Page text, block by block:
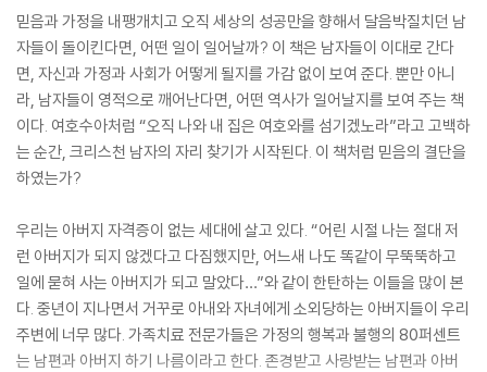
믿음과 가정을 내팽개치고 오직 세상의 성공만을 향해서 달음박질치던 남
자들이 돌이킨다면, 어떤 일이 일어날까? 이 책은 남자들이 이대로 간다
면, 자신과 가정과 사회가 어떻게 될지를 가감 없이 보여 준다. 뿐만 아니
라, 남자들이 영적으로 깨어난다면, 어떤 역사가 일어날지를 보여 주는 책
이다. 여호수아처럼 “오직 나와 내 집은 여호와를 섬기겠노라”라고 고백하
는 순간, 크리스천 남자의 자리 찾기가 시작된다. 이 책처럼 믿음의 결단을
하였는가?
우리는 아버지 자격증이 없는 세대에 살고 있다. “어린 시절 나는 절대 저
런 아버지가 되지 않겠다고 다짐했지만, 어느새 나도 똑같이 무뚝뚝하고
일에 묻혀 사는 아버지가 되고 말았다…”와 같이 한탄하는 이들을 많이 본
다. 중년이 지나면서 거꾸로 아내와 자녀에게 소외당하는 아버지들이 우리
주변에 너무 많다. 가족치료 전문가들은 가정의 행복과 불행의 80퍼센트
는 남편과 아버지 하기 나름이라고 한다. 존경받고 사랑받는 남편과 아버